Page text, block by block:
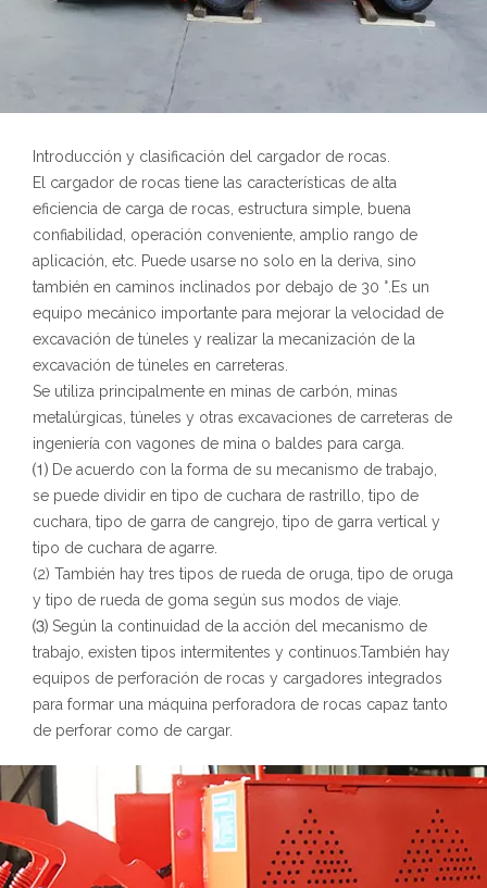
Introducción y clasificación del cargador de rocas.
El cargador de rocas tiene las características de alta
eficiencia de carga de rocas, estructura simple, buena
confiabilidad, operación conveniente, amplio rango de
aplicación, etc. Puede usarse no solo en la deriva, sino
también en caminos inclinados por debajo de 30 °.Es un
equipo mecánico importante para mejorar la velocidad de
excavación de túneles y realizar la mecanización de la
excavación de túneles en carreteras.
Se utiliza principalmente en minas de carbón, minas
metalúrgicas, túneles y otras excavaciones de carreteras de
ingeniería con vagones de mina o baldes para carga.
⑴ De acuerdo con la forma de su mecanismo de trabajo,
se puede dividir en tipo de cuchara de rastrillo, tipo de
cuchara, tipo de garra de cangrejo, tipo de garra vertical y
tipo de cuchara de agarre.
(2) También hay tres tipos de rueda de oruga, tipo de oruga
y tipo de rueda de goma según sus modos de viaje.
⑶ Según la continuidad de la acción del mecanismo de
trabajo, existen tipos intermitentes y continuos.También hay
equipos de perforación de rocas y cargadores integrados
para formar una máquina perforadora de rocas capaz tanto
de perforar como de cargar.